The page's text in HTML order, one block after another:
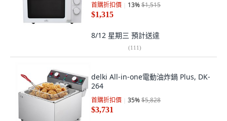
首購折扣價 13%$1,515
$1,315
8/12 星期三 預計送達
(111)
delki All-in-one電動油炸鍋 Plus, DK-
264
首購折扣價 35%$5,828
$3,731